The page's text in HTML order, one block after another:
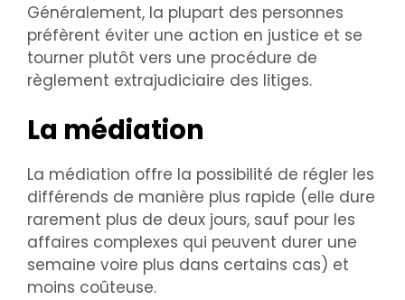
Généralement, la plupart des personnes
préfèrent éviter une action en justice et se
tourner plutôt vers une procédure de
règlement extrajudiciaire des litiges.
La médiation
La médiation offre la possibilité de régler les
différends de manière plus rapide (elle dure
rarement plus de deux jours, sauf pour les
affaires complexes qui peuvent durer une
semaine voire plus dans certains cas) et
moins coûteuse.